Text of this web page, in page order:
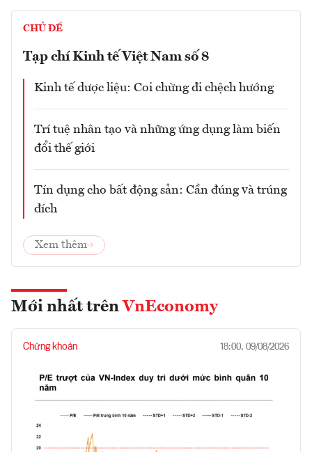
CHỦ ĐỀ
Tạp chí Kinh tế Việt Nam số 8
Kinh tế dược liệu: Coi chừng đi chệch hướng
Trí tuệ nhân tạo và những ứng dụng làm biến
đổi thế giới
Tín dụng cho bất động sản: Cần đúng và trúng
đích
Xem thêm
Mới nhất trên VnEconomy
Chứng khoán 18:00, 09/08/2026